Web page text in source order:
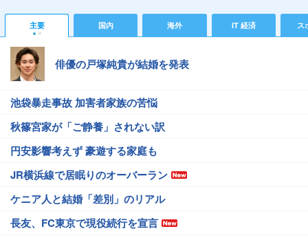
主要 国内 海外 IT 経済 ス
俳優の戸塚純貴が結婚を発表
池袋暴走事故 加害者家族の苦悩
秋篠宮家が「ご静養」されない訳
円安影響考えず 豪遊する家庭も
JR横浜線で居眠りのオーバーラン
ケニア人と結婚「差別」のリアル
長友、FC東京で現役続行を宣言